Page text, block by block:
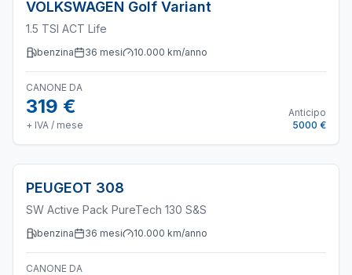
VOLKSWAGEN Golf Variant
1.5 TSI ACT Life
benzina 36 mesi 10.000 km/anno
CANONE DA
319 €
+ IVA / mese
Anticipo
5000 €
PEUGEOT 308
SW Active Pack PureTech 130 S&S
benzina 36 mesi 10.000 km/anno
CANONE DA